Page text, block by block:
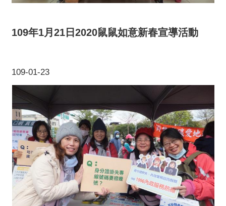
109年1月21日2020鼠鼠如意新春宣導活動
109-01-23